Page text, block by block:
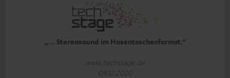
„… Stereosound im Hosentaschenformat.“
www.techstage.de
09.12.2020